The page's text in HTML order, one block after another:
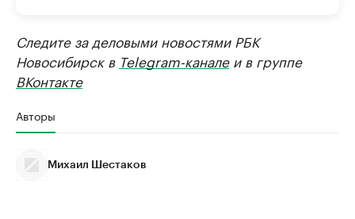
Следите за деловыми новостями РБК
Новосибирск в Telegram-каналеи в группе
ВКонтакте
Авторы
Михаил Шестаков